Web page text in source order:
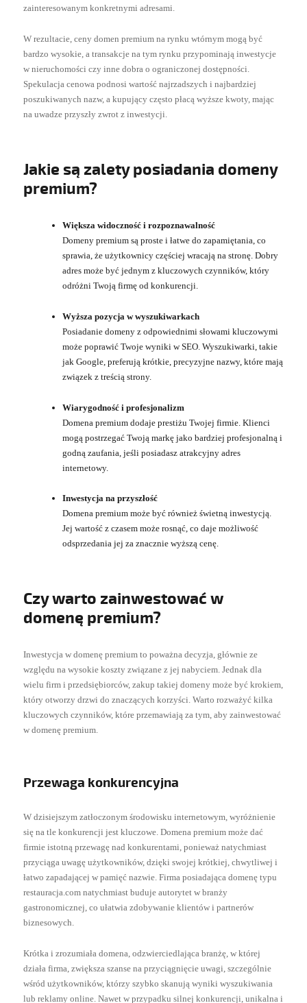
zainteresowanym konkretnymi adresami.
W rezultacie, ceny domen premium na rynku wtórnym mogą być
bardzo wysokie, a transakcje na tym rynku przypominają inwestycje
w nieruchomości czy inne dobra o ograniczonej dostępności.
Spekulacja cenowa podnosi wartość najrzadszych i najbardziej
poszukiwanych nazw, a kupujący często płacą wyższe kwoty, mając
na uwadze przyszły zwrot z inwestycji.
Jakie są zalety posiadania domeny
premium?
Większa widoczność i rozpoznawalność
Domeny premium są proste i łatwe do zapamiętania, co
sprawia, że użytkownicy częściej wracają na stronę. Dobry
adres może być jednym z kluczowych czynników, który
odróżni Twoją firmę od konkurencji.
Wyższa pozycja w wyszukiwarkach
Posiadanie domeny z odpowiednimi słowami kluczowymi
może poprawić Twoje wyniki w SEO. Wyszukiwarki, takie
jak Google, preferują krótkie, precyzyjne nazwy, które mają
związek z treścią strony.
Wiarygodność i profesjonalizm
Domena premium dodaje prestiżu Twojej firmie. Klienci
mogą postrzegać Twoją markę jako bardziej profesjonalną i
godną zaufania, jeśli posiadasz atrakcyjny adres
internetowy.
Inwestycja na przyszłość
Domena premium może być również świetną inwestycją.
Jej wartość z czasem może rosnąć, co daje możliwość
odsprzedania jej za znacznie wyższą cenę.
Czy warto zainwestować w
domenę premium?
Inwestycja w domenę premium to poważna decyzja, głównie ze
względu na wysokie koszty związane z jej nabyciem. Jednak dla
wielu firm i przedsiębiorców, zakup takiej domeny może być krokiem,
który otworzy drzwi do znaczących korzyści. Warto rozważyć kilka
kluczowych czynników, które przemawiają za tym, aby zainwestować
w domenę premium.
Przewaga konkurencyjna
W dzisiejszym zatłoczonym środowisku internetowym, wyróżnienie
się na tle konkurencji jest kluczowe. Domena premium może dać
firmie istotną przewagę nad konkurentami, ponieważ natychmiast
przyciąga uwagę użytkowników, dzięki swojej krótkiej, chwytliwej i
łatwo zapadającej w pamięć nazwie. Firma posiadająca domenę typu
restauracja.com natychmiast buduje autorytet w branży
gastronomicznej, co ułatwia zdobywanie klientów i partnerów
biznesowych.
Krótka i zrozumiała domena, odzwierciedlająca branżę, w której
działa firma, zwiększa szanse na przyciągnięcie uwagi, szczególnie
wśród użytkowników, którzy szybko skanują wyniki wyszukiwania
lub reklamy online. Nawet w przypadku silnej konkurencji, unikalna i